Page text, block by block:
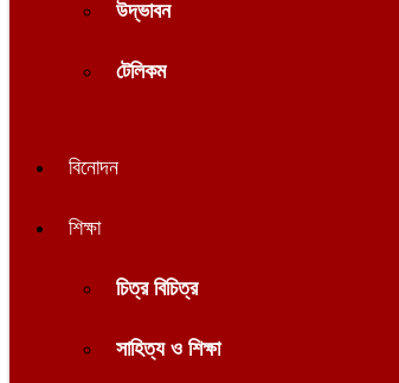
উদ্ভাবন
টেলিকম
বিনোদন
শিক্ষা
চিত্র বিচিত্র
সাহিত্য ও শিক্ষা